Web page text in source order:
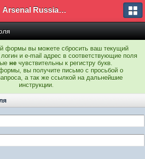
Arsenal Russian Speaking Supporters Club
формы вы можете сбросить ваш текущий
и e-mail адрес в соответствующие поля
не чувствительны к регистру букв.
вы получите письмо с просьбой о
а так же ссылкой на дальнейшие
инструкции.